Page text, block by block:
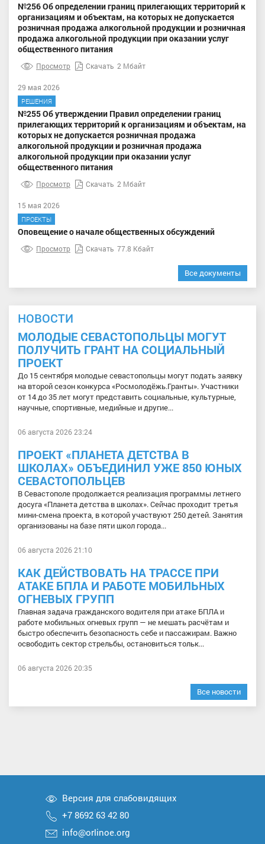
№256 Об определении границ прилегающих территорий к
организациям и объектам, на которых не допускается
розничная продажа алкогольной продукции и розничная
продажа алкогольной продукции при оказании услуг
общественного питания
Просмотр Скачать 2 Мбайт
29 мая 2026
РЕШЕНИЯ
№255 Об утверждении Правил определении границ
прилегающих территорий к организациям и объектам, на
которых не допускается розничная продажа
алкогольной продукции и розничная продажа
алкогольной продукции при оказании услуг
общественного питания
Просмотр Скачать 2 Мбайт
15 мая 2026
ПРОЕКТЫ
Оповещение о начале общественных обсуждений
Просмотр Скачать 77.8 Кбайт
Все документы
НОВОСТИ
МОЛОДЫЕ СЕВАСТОПОЛЬЦЫ МОГУТ
ПОЛУЧИТЬ ГРАНТ НА СОЦИАЛЬНЫЙ
ПРОЕКТ
До 15 сентября молодые севастопольцы могут подать заявку
на второй сезон конкурса «Росмолодёжь.Гранты». Участники
от 14 до 35 лет могут представить социальные, культурные,
научные, спортивные, медийные и другие...
06 августа 2026 23:24
ПРОЕКТ «ПЛАНЕТА ДЕТСТВА В
ШКОЛАХ» ОБЪЕДИНИЛ УЖЕ 850 ЮНЫХ
СЕВАСТОПОЛЬЦЕВ
В Севастополе продолжается реализация программы летнего
досуга «Планета детства в школах». Сейчас проходит третья
мини-смена проекта, в которой участвуют 250 детей. Занятия
организованы на базе пяти школ города...
06 августа 2026 21:10
КАК ДЕЙСТВОВАТЬ НА ТРАССЕ ПРИ
АТАКЕ БПЛА И РАБОТЕ МОБИЛЬНЫХ
ОГНЕВЫХ ГРУПП
Главная задача гражданского водителя при атаке БПЛА и
работе мобильных огневых групп — не мешать расчётам и
быстро обеспечить безопасность себе и пассажирам. Важно
освободить сектор стрельбы, остановиться тольк...
06 августа 2026 20:35
Все новости
Версия для слабовидящих
+7 8692 63 42 80
info@orlinoe.org